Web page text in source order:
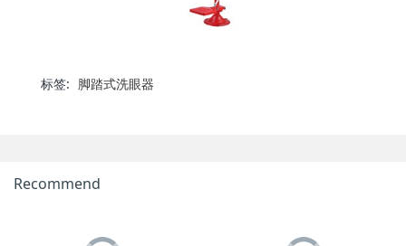
标签: 脚踏式洗眼器
Recommend